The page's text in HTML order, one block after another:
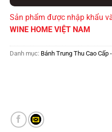
Sản phẩm được nhập khẩu
WINE HOME VIỆT NAM
Danh mục: Bánh Trung Thu Cao Cấp